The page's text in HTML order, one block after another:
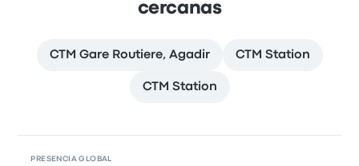
cercanas
CTM Gare Routiere, Agadir CTM Station
CTM Station
PRESENCIA GLOBAL